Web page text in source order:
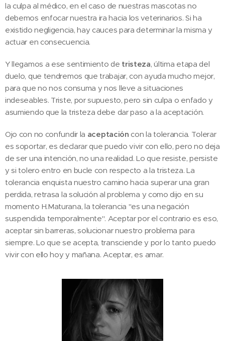
la culpa al médico, en el caso de nuestras mascotas no
debemos enfocar nuestra ira hacia los veterinarios. Si ha
existido negligencia, hay cauces para determinar la misma y
actuar en consecuencia.
Y llegamos a ese sentimiento de tristeza, última etapa del
duelo, que tendremos que trabajar, con ayuda mucho mejor,
para que no nos consuma y nos lleve a situaciones
indeseables. Triste, por supuesto, pero sin culpa o enfado y
asumiendo que la tristeza debe dar paso a la aceptación.
Ojo con no confundir la aceptación con la tolerancia. Tolerar
es soportar, es declarar que puedo vivir con ello, pero no deja
de ser una intención, no una realidad. Lo que resiste, persiste
y si tolero entro en bucle con respecto a la tristeza. La
tolerancia enquista nuestro camino hacia superar una gran
perdida, retrasa la solución al problema y como dijo en su
momento H.Maturana, la tolerancia "es una negación
suspendida temporalmente". Aceptar por el contrario es eso,
aceptar sin barreras, solucionar nuestro problema para
siempre. Lo que se acepta, transciende y por lo tanto puedo
vivir con ello hoy y mañana. Aceptar, es amar.